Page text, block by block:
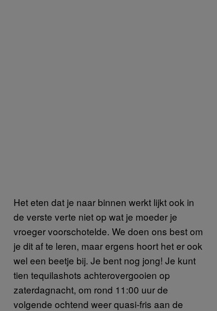
Het eten dat je naar binnen werkt lijkt ook in
de verste verte niet op wat je moeder je
vroeger voorschotelde. We doen ons best om
je dit af te leren, maar ergens hoort het er ook
wel een beetje bij. Je bent nog jong! Je kunt
tien tequilashots achterovergooien op
zaterdagnacht, om rond 11:00 uur de
volgende ochtend weer quasi-fris aan de